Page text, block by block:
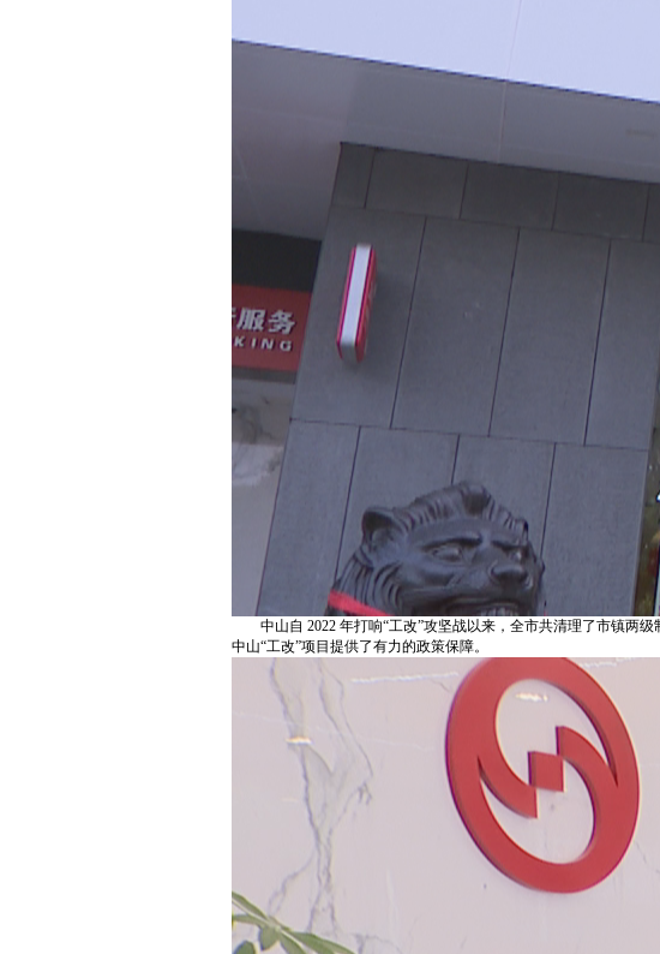
中山自 2022 年打响“工改”攻坚战以来，全市共清理了市镇两
中山“工改”项目提供了有力的政策保障。